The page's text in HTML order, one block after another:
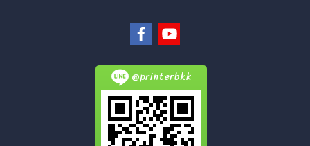
@printerbkk